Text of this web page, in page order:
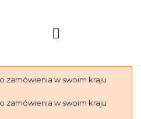
zamówienia w swoim kraju
zamówienia w swoim kraju